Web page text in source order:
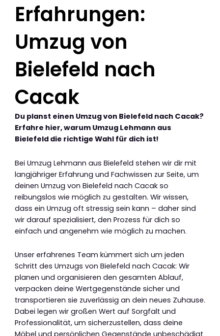
Erfahrungen:
Umzug von
Bielefeld nach
Cacak
Du planst einen Umzug von Bielefeld nach Cacak?
Erfahre hier, warum Umzug Lehmann aus
Bielefeld die richtige Wahl für dich ist!
Bei Umzug Lehmann aus Bielefeld stehen wir dir mit
langjähriger Erfahrung und Fachwissen zur Seite, um
deinen Umzug von Bielefeld nach Cacak so
reibungslos wie möglich zu gestalten. Wir wissen,
dass ein Umzug oft stressig sein kann – daher sind
wir darauf spezialisiert, den Prozess für dich so
einfach und angenehm wie möglich zu machen.
Unser erfahrenes Team kümmert sich um jeden
Schritt des Umzugs von Bielefeld nach Cacak: Wir
planen und organisieren den gesamten Ablauf,
verpacken deine Wertgegenstände sicher und
transportieren sie zuverlässig an dein neues Zuhause.
Dabei legen wir großen Wert auf Sorgfalt und
Professionalität, um sicherzustellen, dass deine